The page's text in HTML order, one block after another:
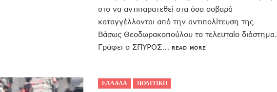
στο να αντιπαρατεθεί στα όσα σοβαρά
καταγγέλλονται από την αντιπολίτευση της
Βάσως Θεοδωρακοπούλου το τελευταίο διάστημα.
Γράφει ο ΣΠΥΡΟΣ... READ MORE
ΕΛΛΑΔΑ ΠΟΛΙΤΙΚΗ